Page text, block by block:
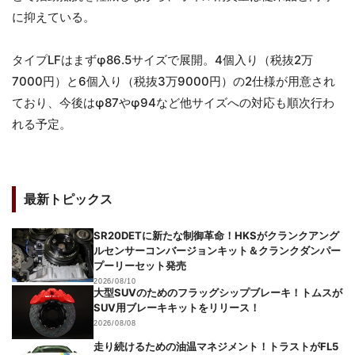
に抑えている。
タイプLFはまずφ86.5サイズで展開。4個入り（税抜2万
7000円）と6個入り（税抜3万9000円）の2仕様が用意され
ており、今後はφ87やφ94など他サイズへの対応も順次行わ
れる予定。
最新トピックス
SR20DETに新たな制御革命！HKSがクランクアング
ルセンサーコンバージョンキット＆クランクダンパー
プーリーセット発売
2026/08/10
大型SUVのためのフラッグシップブレーキ！トムスが
SUV用ブレーキキットをリリース！
2026/08/08
走り続けるための油温マネジメント！トラストがFL5